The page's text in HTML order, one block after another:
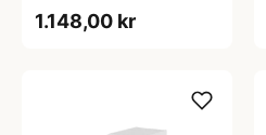
1.148,00 kr